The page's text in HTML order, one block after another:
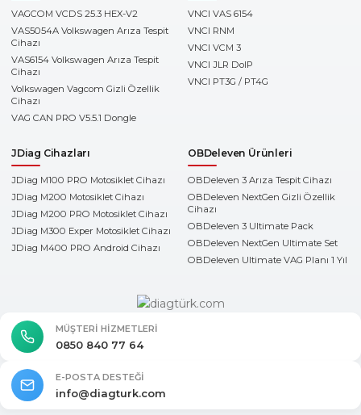
VAGCOM VCDS 25.3 HEX-V2
VAS5054A Volkswagen Arıza Tespit
Cihazı
VAS6154 Volkswagen Arıza Tespit
Cihazı
Volkswagen Vagcom Gizli Özellik
Cihazı
VAG CAN PRO V5.5.1 Dongle
VNCI VAS 6154
VNCI RNM
VNCI VCM 3
VNCI JLR DoIP
VNCI PT3G / PT4G
JDiag Cihazları
JDiag M100 PRO Motosiklet Cihazı
JDiag M200 Motosiklet Cihazı
JDiag M200 PRO Motosiklet Cihazı
JDiag M300 Exper Motosiklet Cihazı
JDiag M400 PRO Android Cihazı
OBDeleven Ürünleri
OBDeleven 3 Arıza Tespit Cihazı
OBDeleven NextGen Gizli Özellik
Cihazı
OBDeleven 3 Ultimate Pack
OBDeleven NextGen Ultimate Set
OBDeleven Ultimate VAG Planı 1 Yıl
MÜŞTERI HIZMETLERI
0850 840 77 64
E-POSTA DESTEĞI
info@diagturk.com